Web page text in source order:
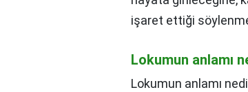
işaret ettiği
Lokumun anlamı
Lokumun anlamı